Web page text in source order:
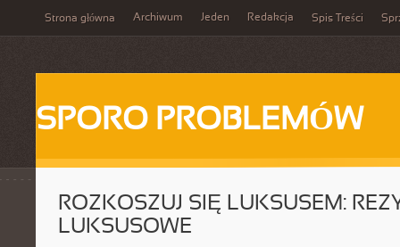
Strona główna Archiwum Jeden Redakcja Spis Treści
SPORO PROBLEMÓW
ROZKOSZUJ SIĘ LUKSUSEM:
LUKSUSOWE